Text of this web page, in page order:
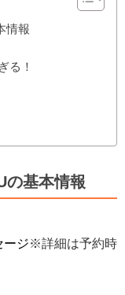
情報
る！
の基本情報
ージ※詳細は予約時